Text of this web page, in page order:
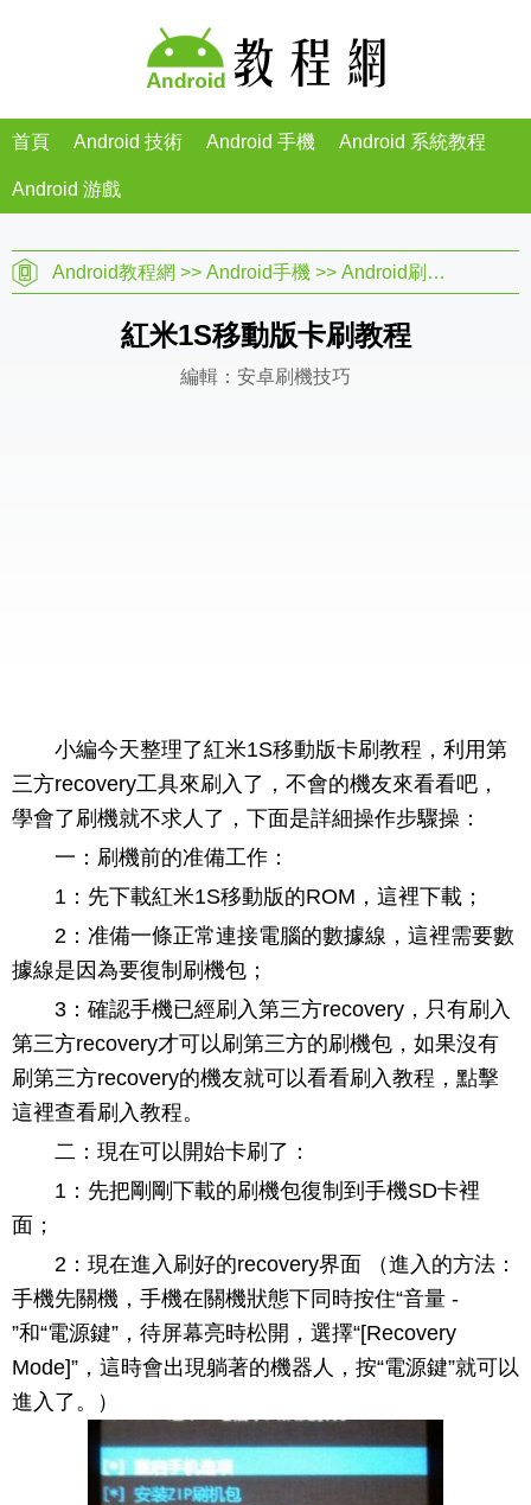
首頁 Android 技術 Android 手機 Android 系統教程
Android 游戲
Android教程網 >> Android手機 >> Android刷機教程
紅米1S移動版卡刷教程
編輯：安卓刷機技巧
小編今天整理了紅米1S移動版卡刷教程，利用第
三方recovery工具來刷入了，不會的機友來看看吧，
學會了刷機就不求人了，下面是詳細操作步驟操：
一：刷機前的准備工作：
1：先下載紅米1S移動版的ROM，這裡下載；
2：准備一條正常連接電腦的數據線，這裡需要數
據線是因為要復制刷機包；
3：確認手機已經刷入第三方recovery，只有刷入
第三方recovery才可以刷第三方的刷機包，如果沒有
刷第三方recovery的機友就可以看看刷入教程，點擊
這裡查看刷入教程。
二：現在可以開始卡刷了：
1：先把剛剛下載的刷機包復制到手機SD卡裡
面；
2：現在進入刷好的recovery界面 （進入的方法：
手機先關機，手機在關機狀態下同時按住“音量 -
”和“電源鍵”，待屏幕亮時松開，選擇“[Recovery
Mode]”，這時會出現躺著的機器人，按“電源鍵”就可以
進入了。）